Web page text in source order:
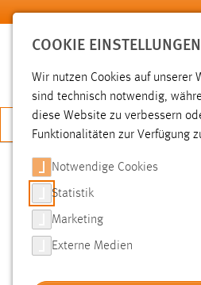
Zum Hauptinhalt springen
JETZT
SUCHE
FILTER
Typ
COOKIE EINSTELLUNGEN
Wir nutzen Cookies auf unserer
sind technisch notwendig,
diese Website zu verbessern
Funktionalitäten zur Verfügung
Notwendige Cookies
Statistik
Marketing
Externe Medien